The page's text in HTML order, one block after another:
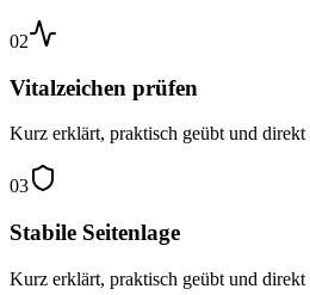
02
Vitalzeichen prüfen
Kurz erklärt, praktisch geübt und
03
Stabile Seitenlage
Kurz erklärt, praktisch geübt und